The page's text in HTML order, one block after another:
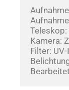
Kamera:
Filter: